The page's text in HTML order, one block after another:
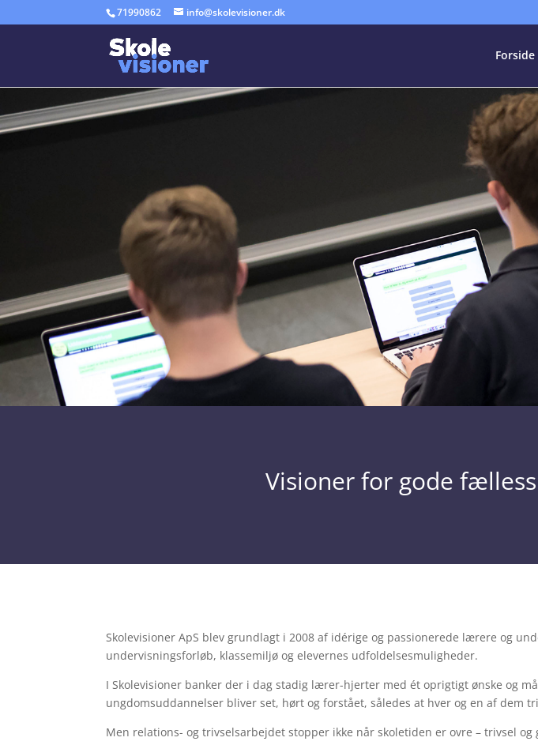
71990862 info@skolevisioner.dk
Forside
Visioner for gode
Skolevisioner ApS blev grundlagt i 2008 af idérige og passionerede lærere og
undervisningsforløb, klassemiljø og elevernes udfoldelsesmuligheder.
I Skolevisioner banker der i dag stadig lærer-hjerter med ét oprigtigt ønske og
ungdomsuddannelser bliver set, hørt og forstået, således at hver og en af
Men relations- og trivselsarbejdet stopper ikke når skoletiden er ovre – trivsel